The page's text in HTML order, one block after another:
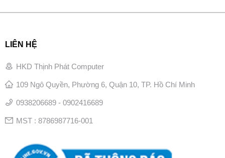
LIÊN HỆ
HKD Thịnh Phát Computer
109 Ngô Quyền, Phường 6, Quận 10, TP. Hồ Chí Minh
0938206689 - 0902416689
MST : 8786987716-001